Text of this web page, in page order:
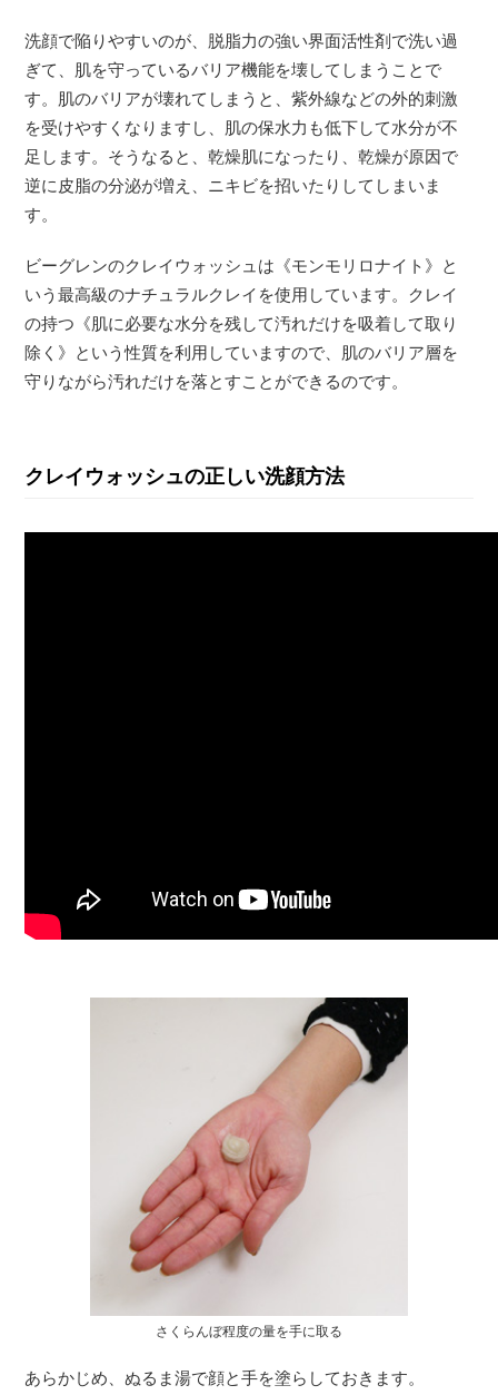
洗顔で陥りやすいのが、脱脂力の強い界面活性剤で洗い過
ぎて、肌を守っているバリア機能を壊してしまうことで
す。肌のバリアが壊れてしまうと、紫外線などの外的刺激
を受けやすくなりますし、肌の保水力も低下して水分が不
足します。そうなると、乾燥肌になったり、乾燥が原因で
逆に皮脂の分泌が増え、ニキビを招いたりしてしまいま
す。
ビーグレンのクレイウォッシュは《モンモリロナイト》と
いう最高級のナチュラルクレイを使用しています。クレイ
の持つ《肌に必要な水分を残して汚れだけを吸着して取り
除く》という性質を利用していますので、肌のバリア層を
守りながら汚れだけを落とすことができるのです。
クレイウォッシュの正しい洗顔方法
さくらんぼ程度の量を手に取る
あらかじめ、ぬるま湯で顔と手を塗らしておきます。